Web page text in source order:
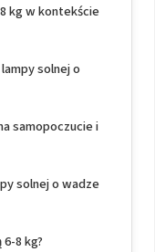
kg w kontekście
solnej o
samopoczucie i
solnej o wadze
8 kg?